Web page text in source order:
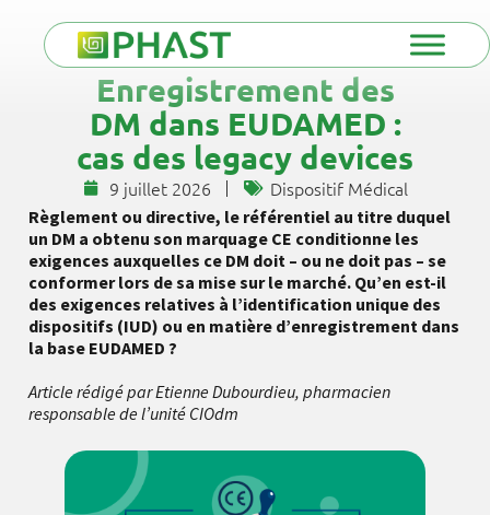
Enregistrement des
DM dans EUDAMED :
cas des legacy devices
9 juillet 2026 Dispositif Médical
Règlement ou directive, le référentiel au titre duquel
un DM a obtenu son marquage CE conditionne les
exigences auxquelles ce DM doit – ou ne doit pas – se
conformer lors de sa mise sur le marché. Qu’en est-il
des exigences relatives à l’identification unique des
dispositifs (IUD) ou en matière d’enregistrement dans
la base EUDAMED ?
Article rédigé par Etienne Dubourdieu, pharmacien
responsable de l’unité CIOdm